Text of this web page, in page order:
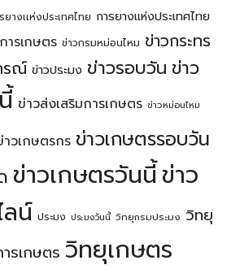
ยางเเห่งประเทศไทย การยางแห่งประเทศไทย
ารเกษตร ข่าวกรมหม่อนไหม ข่าวกระทร
รณ์ ข่าวประมง ข่าวรอบวัน ข่าว
ข่าวส่งเสริมการเกษตร ข่าวหม่อนไหม
าวเกษตรกร ข่าวเกษตรรอบวัน
ข่าวเกษตรวันนี้ ข่าว
น์ ประมง ประมงวันนี้ วิทยุกรมประมง วิทยุ
รเกษตร วิทยุเกษตร